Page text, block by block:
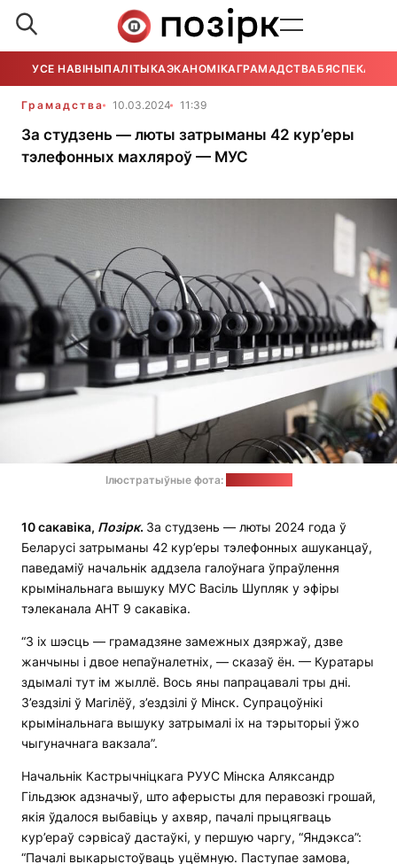
УСЕ НАВІНЫПАЛІТЫКАЭКАНОМІКАГРАМАДСТВАБЯСПЕКА
Грамадства 10.03.2024 11:39
За студзень — люты затрыманы 42 кур’еры
тэлефонных махляроў — МУС
Ілюстратыўные фота:
10 сакавіка, Позірк. За студзень — люты 2024 года ў
Беларусі затрыманы 42 кур’еры тэлефонных ашуканцаў,
паведаміў начальнік аддзела галоўнага ўпраўлення
крымінальнага вышуку МУС Васіль Шупляк у эфіры
тэлеканала АНТ 9 сакавіка.
“З іх шэсць — грамадзяне замежных дзяржаў, дзве
жанчыны і двое непаўналетніх, — сказаў ён. — Куратары
здымалі тут ім жыллё. Вось яны папрацавалі тры дні.
З’ездзілі ў Магілёў, з’ездзілі ў Мінск. Супрацоўнікі
крымінальнага вышуку затрымалі іх на тэрыторыі ўжо
чыгуначнага вакзала”.
Начальнік Кастрычніцкага РУУС Мінска Аляксандр
Гільдзюк адзначыў, што аферысты для перавозкі грошай,
якія ўдалося выбавіць у ахвяр, пачалі прыцягваць
кур’ераў сэрвісаў дастаўкі, у першую чаргу, “Яндэкса”:
“Пачалі выкарыстоўваць уцёмную. Паступае замова,